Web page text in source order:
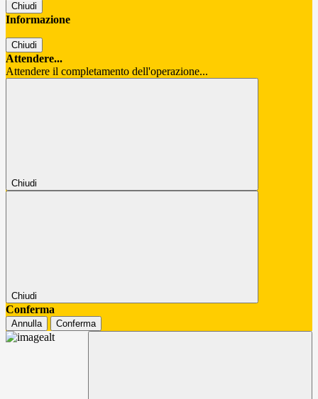
Chiudi
Informazione
Chiudi
Attendere...
Attendere il completamento dell'operazione...
Chiudi
Chiudi
Conferma
Annulla Conferma